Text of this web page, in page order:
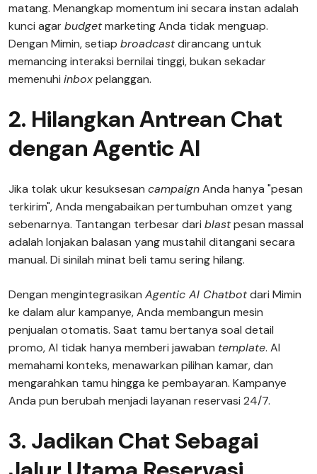
matang. Menangkap momentum ini secara instan adalah
kunci agarbudgetmarketing Anda tidak menguap.
Dengan Mimin, setiap broadcastdirancang untuk
memancing interaksi bernilai tinggi, bukan sekadar
memenuhi inboxpelanggan.
2. Hilangkan Antrean Chat
dengan Agentic AI
Jika tolak ukur kesuksesan campaignAnda hanya "pesan
terkirim", Anda mengabaikan pertumbuhan omzet yang
sebenarnya. Tantangan terbesar dari blastpesan massal
adalah lonjakan balasan yang mustahil ditangani secara
manual. Di sinilah minat beli tamu sering hilang.
Dengan mengintegrasikan Agentic AI Chatbotdari Mimin
ke dalam alur kampanye, Anda membangun mesin
penjualan otomatis. Saat tamu bertanya soal detail
promo, AI tidak hanya memberi jawaban template. AI
memahami konteks, menawarkan pilihan kamar, dan
mengarahkan tamu hingga ke pembayaran. Kampanye
Anda pun berubah menjadi layanan reservasi 24/7.
3. Jadikan Chat Sebagai